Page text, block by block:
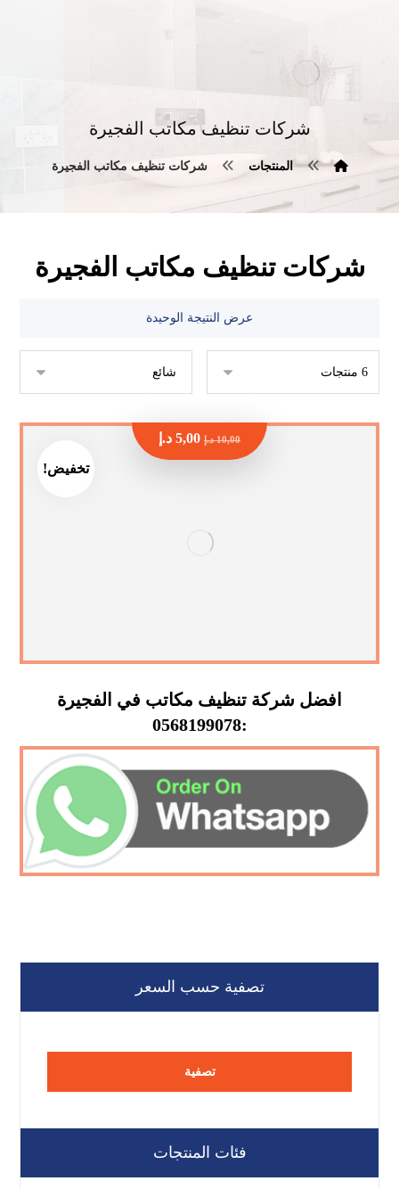
شركات تنظيف مكاتب الفجيرة
المنتجات شركات تنظيف مكاتب الفجيرة
شركات تنظيف مكاتب الفجيرة
عرض النتيجة الوحيدة
تخفيض!
افضل شركة تنظيف مكاتب في الفجيرة
:0568199078
10,00 د.إ 5,00 د.إ
تصفية حسب السعر
تصفية
فئات المنتجات